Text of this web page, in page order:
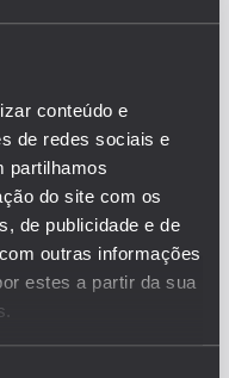
conteúdo e
de redes sociais e
partilhamos
do site com os
de publicidade e de
outras informações
estes a partir da sua
da
do